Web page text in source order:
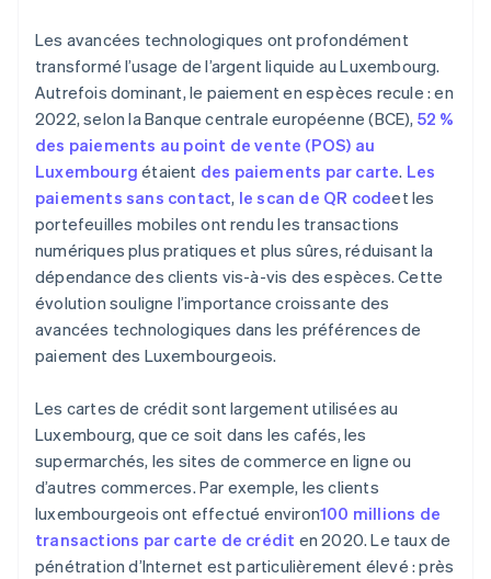
Les avancées technologiques ont profondément
transformé l’usage de l’argent liquide au Luxembourg.
Autrefois dominant, le paiement en espèces recule : en
2022, selon la Banque centrale européenne (BCE), 52 %
des paiements au point de vente (POS) au
Luxembourg étaient des paiements par carte. Les
paiements sans contact, le scan de QR codeet les
portefeuilles mobiles ont rendu les transactions
numériques plus pratiques et plus sûres, réduisant la
dépendance des clients vis-à-vis des espèces. Cette
évolution souligne l’importance croissante des
avancées technologiques dans les préférences de
paiement des Luxembourgeois.
Les cartes de crédit sont largement utilisées au
Luxembourg, que ce soit dans les cafés, les
supermarchés, les sites de commerce en ligne ou
d’autres commerces. Par exemple, les clients
luxembourgeois ont effectué environ100 millions de
transactions par carte de crédit en 2020. Le taux de
pénétration d’Internet est particulièrement élevé : près